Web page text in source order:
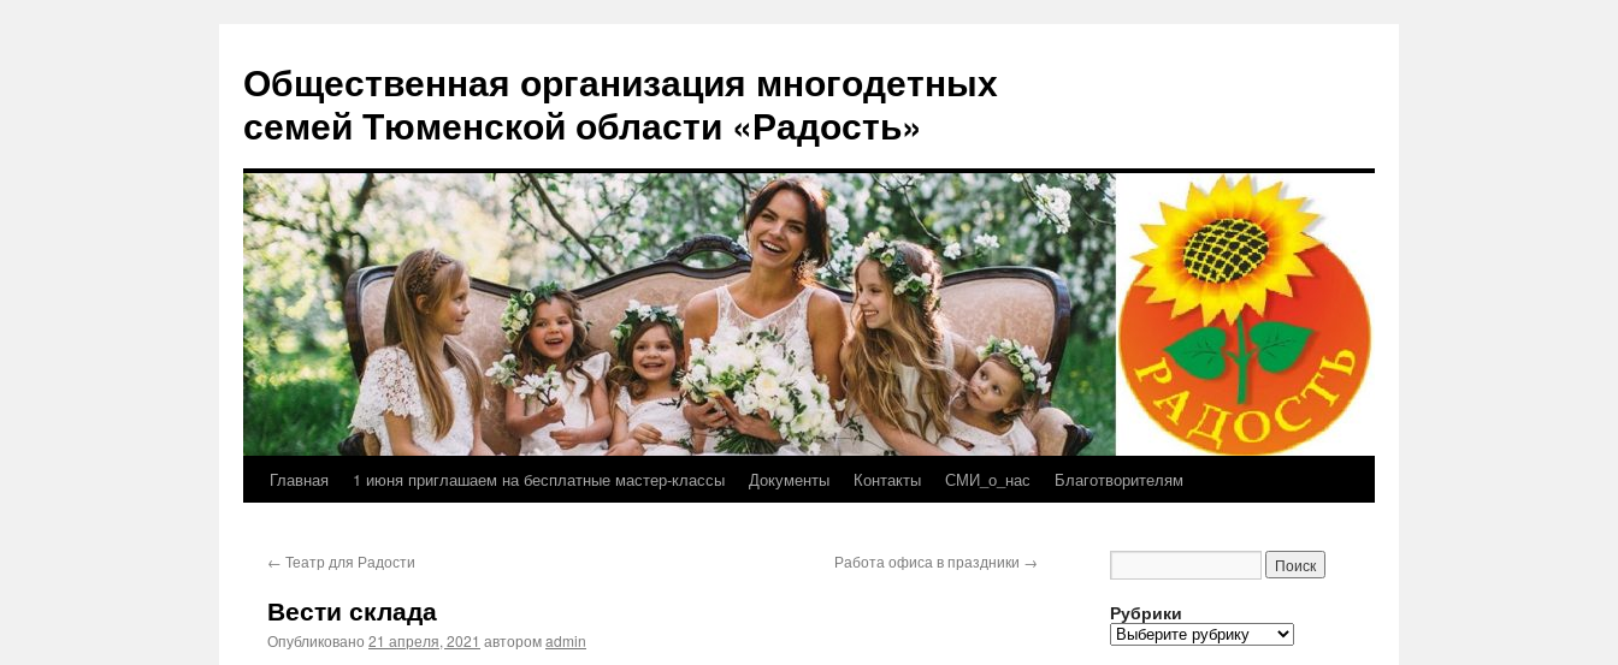
содержимому
Общественная организация многодетных
семей Тюменской области «Радость»
Главная 1 июня приглашаем на бесплатные мастер-классы Документы Контакты СМИ_о_нас Благотворителям
← Театр для Радости Работа офиса в праздники →
Вести склада
Опубликовано 21 апреля, 2021 авторомadmin
Рубрики
Рубрики